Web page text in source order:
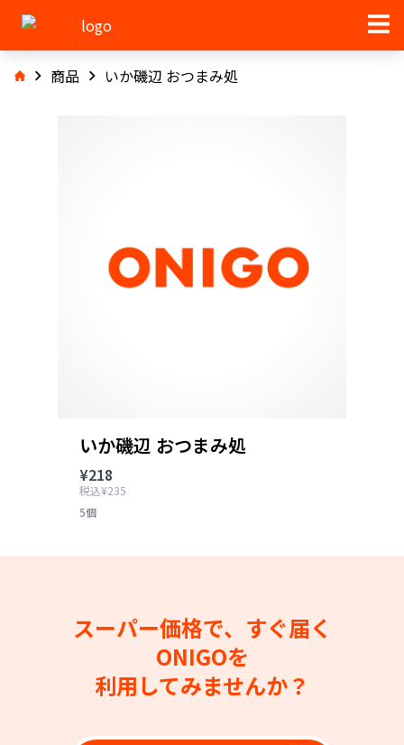
商品 いか磯辺 おつまみ処
いか磯辺 おつまみ処
¥218
税込¥235
5個
スーパー価格で、すぐ届く
ONIGOを
利用してみませんか？